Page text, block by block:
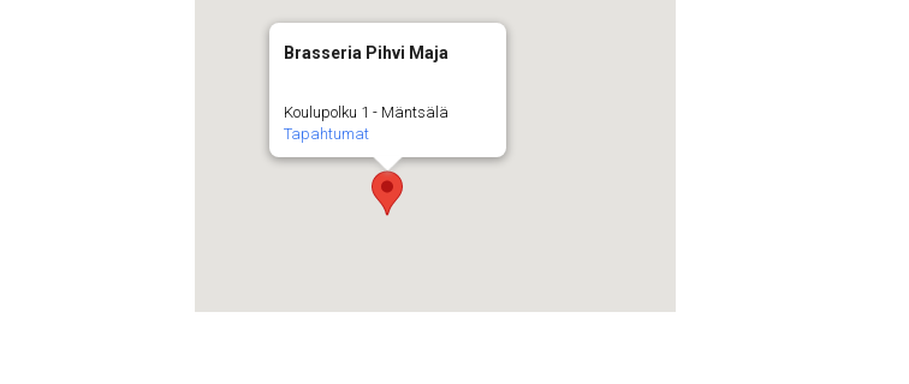
Brasseria Pihvi Maja
Koulupolku 1 - Mäntsälä
Tapahtumat